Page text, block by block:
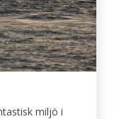
miljö i